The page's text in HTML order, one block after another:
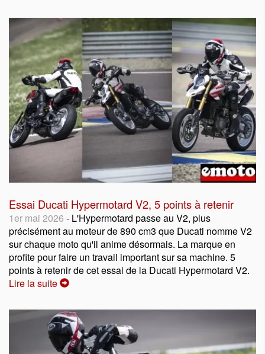
Essai Ducati Hypermotard V2, 5 points à retenir
1er mai 2026 - L'Hypermotard passe au V2, plus
précisément au moteur de 890 cm3 que Ducati nomme V2
sur chaque moto qu'il anime désormais. La marque en
profite pour faire un travail important sur sa machine. 5
points à retenir de cet essai de la Ducati Hypermotard V2.
Lire la suite